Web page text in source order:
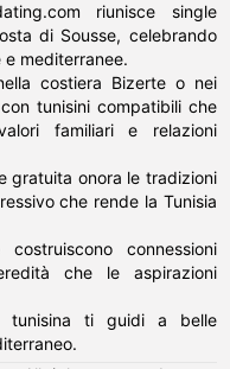
riunisce single
di Sousse, celebrando
mediterranee.
costiera Bizerte o nei
tunisini compatibili che
familiari e relazioni
gratuita onora le tradizioni
che rende la Tunisia
connessioni
che le aspirazioni
tunisina ti guidi a belle